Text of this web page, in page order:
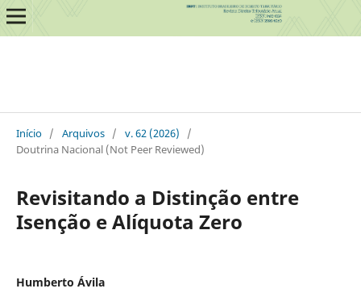
Início / Arquivos / v. 62 (2026)
/
Doutrina Nacional (Not Peer Reviewed)
Revisitando a Distinção entre
Isenção e Alíquota Zero
Humberto Ávila